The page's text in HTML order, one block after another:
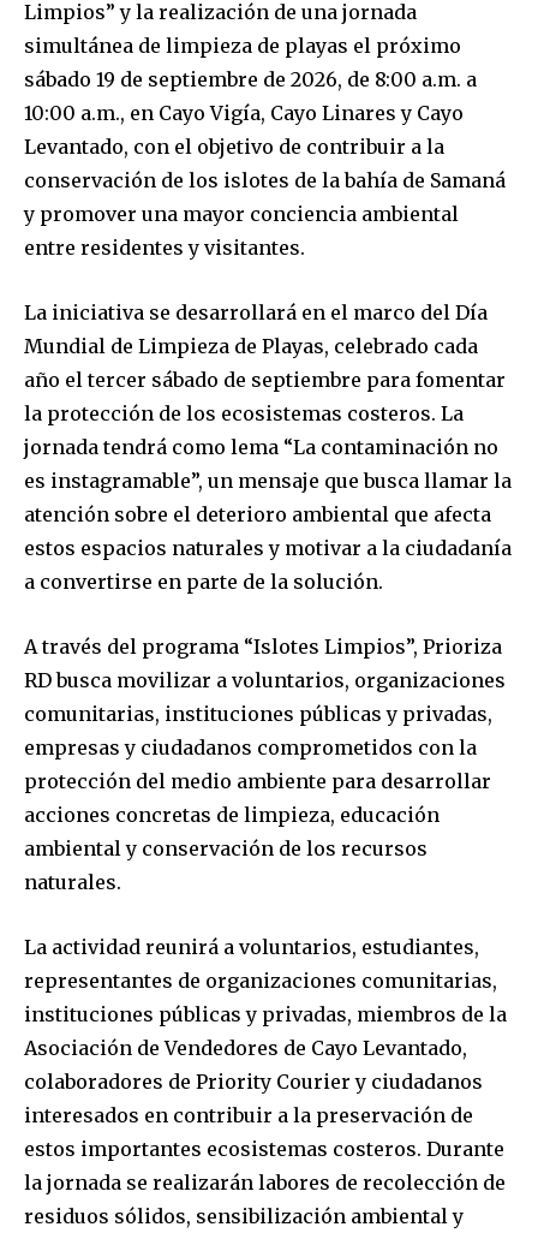
Limpios” y la realización de una jornada
simultánea de limpieza de playas el próximo
sábado 19 de septiembre de 2026, de 8:00 a.m. a
10:00 a.m., en Cayo Vigía, Cayo Linares y Cayo
Levantado, con el objetivo de contribuir a la
conservación de los islotes de la bahía de Samaná
y promover una mayor conciencia ambiental
entre residentes y visitantes.
La iniciativa se desarrollará en el marco del Día
Mundial de Limpieza de Playas, celebrado cada
año el tercer sábado de septiembre para fomentar
la protección de los ecosistemas costeros. La
jornada tendrá como lema “La contaminación no
es instagramable”, un mensaje que busca llamar la
atención sobre el deterioro ambiental que afecta
estos espacios naturales y motivar a la ciudadanía
a convertirse en parte de la solución.
A través del programa “Islotes Limpios”, Prioriza
RD busca movilizar a voluntarios, organizaciones
comunitarias, instituciones públicas y privadas,
empresas y ciudadanos comprometidos con la
protección del medio ambiente para desarrollar
acciones concretas de limpieza, educación
ambiental y conservación de los recursos
naturales.
La actividad reunirá a voluntarios, estudiantes,
representantes de organizaciones comunitarias,
instituciones públicas y privadas, miembros de la
Asociación de Vendedores de Cayo Levantado,
colaboradores de Priority Courier y ciudadanos
interesados en contribuir a la preservación de
estos importantes ecosistemas costeros. Durante
la jornada se realizarán labores de recolección de
residuos sólidos, sensibilización ambiental y